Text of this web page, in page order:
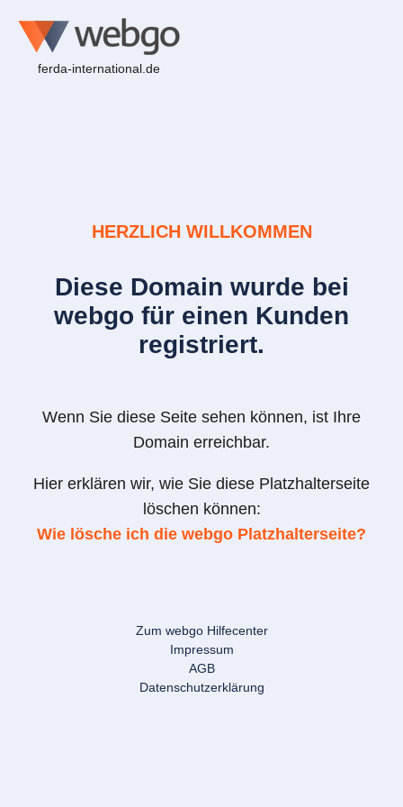
ferda-international.de
HERZLICH WILLKOMMEN
Diese Domain wurde bei
webgo für einen Kunden
registriert.
Wenn Sie diese Seite sehen können, ist Ihre
Domain erreichbar.
Hier erklären wir, wie Sie diese Platzhalterseite
löschen können:
Wie lösche ich die webgo Platzhalterseite?
Zum webgo Hilfecenter
Impressum
AGB
Datenschutzerklärung